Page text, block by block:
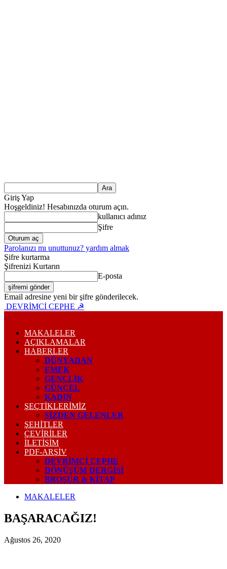
Giriş Yap
Hoşgeldiniz! Hesabınızda oturum açın.
kullanıcı adınız
Şifre
Parolanızı mı unuttunuz? yardım almak
Şifre kurtarma
Şifrenizi Kurtarın
E-posta
Email adresine yeni bir şifre gönderilecek.
DEVRİMCİ CEPHE ☭
MAKALELER
AÇIKLAMALAR
HABERLER
DÜNYADAN
EMEK
GENÇLİK
GÜNCEL
KADIN
ŞEÇTİKLERİMİZ
SİZDEN GELENLER
ŞEHİTLER
ÇEVİRİLER
İLETİŞİM
PDF-ARŞIV
DEVRIMCI CEPHE
DÖNÜŞÜM DERGISI
BROŞÜR & KİTAP
MAKALELER
BAŞARACAĞIZ!
Ağustos 26, 2020